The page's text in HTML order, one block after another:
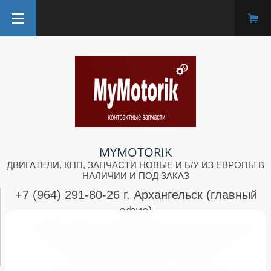
MYMOTORIK
ДВИГАТЕЛИ, КПП, ЗАПЧАСТИ НОВЫЕ И Б/У ИЗ ЕВРОПЫ В
НАЛИЧИИ И ПОД ЗАКАЗ
+7 (964) 291-80-26 г. Архангельск (главный
офис)